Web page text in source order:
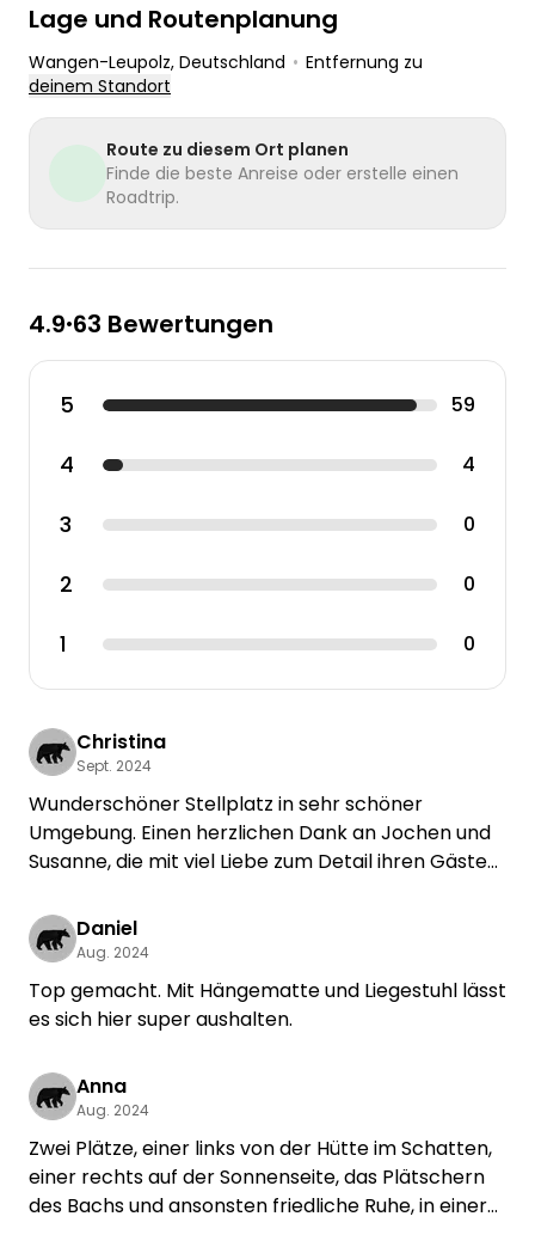
Lage und Routenplanung
Wangen-Leupolz, Deutschland • Entfernung zu
deinem Standort
Route zu diesem Ort planen
Finde die beste Anreise oder erstelle einen
Roadtrip.
4.9•63 Bewertungen
5 59
4 4
3 0
2 0
1 0
Christina
Sept. 2024
Wunderschöner Stellplatz in sehr schöner
Umgebung. Einen herzlichen Dank an Jochen und
Susanne, die mit viel Liebe zum Detail ihren Gästen
gerne wieder kommen. Christina und Walter
Daniel
Aug. 2024
Top gemacht. Mit Hängematte und Liegestuhl lässt
es sich hier super aushalten.
Anna
Aug. 2024
Zwei Plätze, einer links von der Hütte im Schatten,
einer rechts auf der Sonnenseite, das Plätschern
des Bachs und ansonsten friedliche Ruhe, in einer